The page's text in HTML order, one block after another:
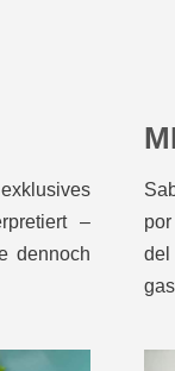
–
dennoch